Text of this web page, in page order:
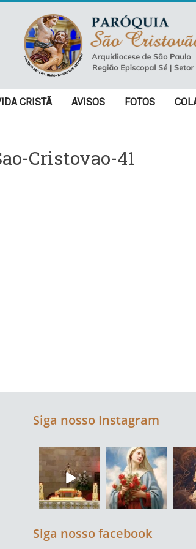
CRISTÃ AVISOS FOTOS
Cristovao-41
Siga nosso Instagram
Siga nosso facebook